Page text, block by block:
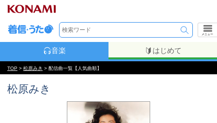
メニュー
音楽 はじめて
TOP > 松原みき > 配信曲一覧【人気曲順】
松原みき